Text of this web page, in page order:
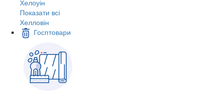
Хелоуін
Показати всі
Хелловін
Госптовари